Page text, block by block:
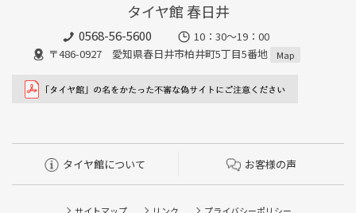
タイヤ館 春日井
0568-56-5600
10：30～19：00
〒486-0927 愛知県春日井市柏井町5丁目5番地
Map
タイヤ館について お客様の声